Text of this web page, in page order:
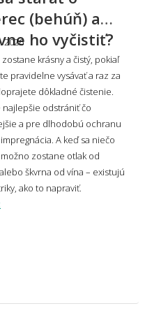
koberec s nábytkom
zvoliť do
a umiestnenie
správnu veľkosť
(behúň) a
ho vyčistiť?
2026
krásny a čistý, pokiaľ
pravidelne vysávať a raz za
dôkladné čistenie.
najlepšie odstrániť čo
a pre dlhodobú ochranu
A keď sa niečo
zostane otlak od
škvrna od vína – existujú
ako to napraviť.